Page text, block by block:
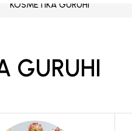
KOSMETIKA GURUHI
GURUHI